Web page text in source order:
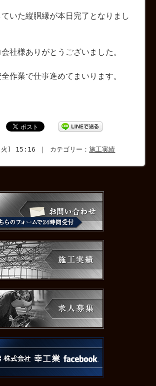
いた縦胴縁が本日完了となりまし
社様ありがとうございました。
作業で仕事進めてまいります。
火) 15:16 ｜ カテゴリー：施工実績